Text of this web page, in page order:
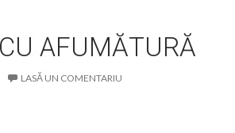
AFUMĂTURĂ
LASĂ UN COMENTARIU